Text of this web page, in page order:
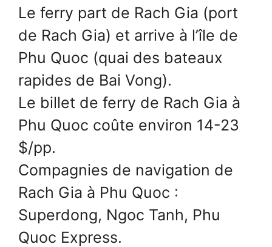
Le ferry part de Rach Gia (port
de Rach Gia) et arrive à l’île de
Phu Quoc (quai des bateaux
rapides de Bai Vong).
Le billet de ferry de Rach Gia à
Phu Quoc coûte environ 14-23
$/pp.
Compagnies de navigation de
Rach Gia à Phu Quoc :
Superdong, Ngoc Tanh, Phu
Quoc Express.